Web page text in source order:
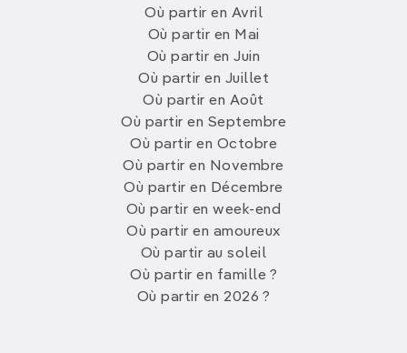
Où partir en Avril
Où partir en Mai
Où partir en Juin
Où partir en Juillet
Où partir en Août
Où partir en Septembre
Où partir en Octobre
Où partir en Novembre
Où partir en Décembre
Où partir en week-end
Où partir en amoureux
Où partir au soleil
Où partir en famille ?
Où partir en 2026 ?